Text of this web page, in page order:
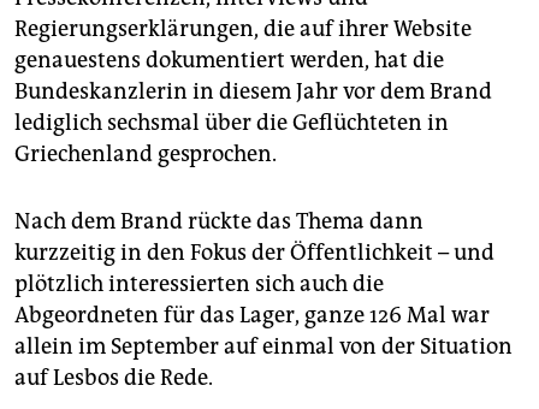
Regierungserklärungen, die auf ihrer Website
genauestens dokumentiert werden, hat die
Bundeskanzlerin in diesem Jahr vor dem Brand
lediglich sechsmal über die Geflüchteten in
Griechenland gesprochen.
Nach dem Brand rückte das Thema dann
kurzzeitig in den Fokus der Öffentlichkeit – und
plötzlich interessierten sich auch die
Abgeordneten für das Lager, ganze 126 Mal war
allein im September auf einmal von der Situation
auf Lesbos die Rede.